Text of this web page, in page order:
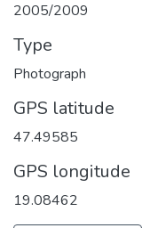
2005/2009
Type
Photograph
GPS latitude
47.49585
GPS longitude
19.08462